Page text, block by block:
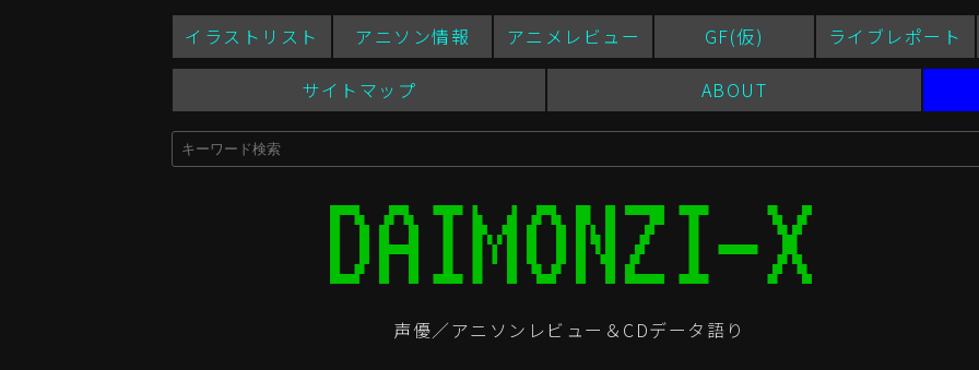
イラストリスト アニソン情報 アニメレビュー GF(仮) ライブレポート
サイトマップ ABOUT
声優／アニソンレビュー＆CDデータ語り